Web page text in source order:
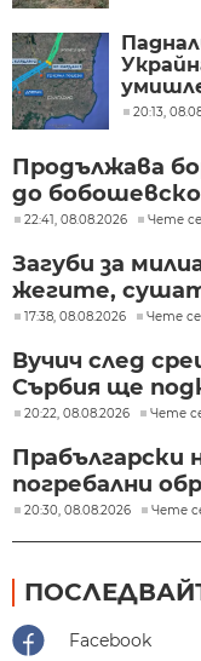
20:13,
Продължава
до
22:41, 08.08.2026 Чете
Загуби за
жегите,
17:38, 08.08.2026 Чете се
Вучич след
Сърбия ще
20:22, 08.08.2026 Чете
Прабългарски
погребални
20:30, 08.08.2026 Чете
Facebook